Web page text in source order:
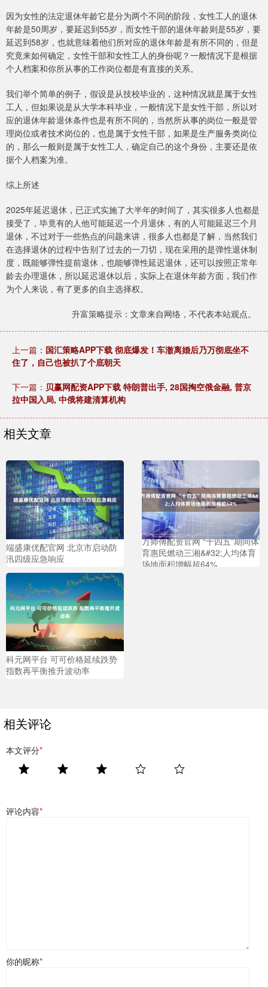
因为女性的法定退休年龄它是分为两个不同的阶段，女性工人的退休
年龄是50周岁，要延迟到55岁，而女性干部的退休年龄则是55岁，要
延迟到58岁，也就意味着他们所对应的退休年龄是有所不同的，但是
究竟来如何确定，女性干部和女性工人的身份呢？一般情况下是根据
个人档案和你所从事的工作岗位都是有直接的关系。
我们举个简单的例子，假设是从技校毕业的，这种情况就是属于女性
工人，但如果说是从大学本科毕业，一般情况下是女性干部，所以对
应的退休年龄退休条件也是有所不同的，当然所从事的岗位一般是管
理岗位或者技术岗位的，也是属于女性干部，如果是生产服务类岗位
的，那么一般则是属于女性工人，确定自己的这个身份，主要还是依
据个人档案为准。
综上所述
2025年延迟退休，已正式实施了大半年的时间了，其实很多人也都是
接受了，毕竟有的人他可能延迟一个月退休，有的人可能延迟三个月
退休，不过对于一些热点的问题来讲，很多人也都是了解，当然我们
在选择退休的过程中告别了过去的一刀切，现在采用的是弹性退休制
度，既能够弹性提前退休，也能够弹性延迟退休，还可以按照正常年
龄去办理退休，所以延迟退休以后，实际上在退休年龄方面，我们作
为个人来说，有了更多的自主选择权。
升富策略提示：文章来自网络，不代表本站观点。
上一篇： 国汇策略APP下载 彻底爆发！车澈离婚后乃万彻底坐不
住了，自己也被扒了个底朝天
下一篇： 贝赢网配资APP下载 特朗普出手, 28国掏空俄金融, 普京
拉中国入局, 中俄将建清算机构
相关文章
端盛康优配官网 北京市启动防
汛四级应急响应
万师傅配资官网 “十四五”期间体
育惠民燃动三湘&#32;人均体育
场地面积增幅超64%
科元网平台 可可价格延续跌势
指数再平衡推升波动率
相关评论
本文评分*
评论内容*
你的昵称*